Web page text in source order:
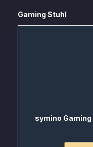
Gaming Stuhl
symino